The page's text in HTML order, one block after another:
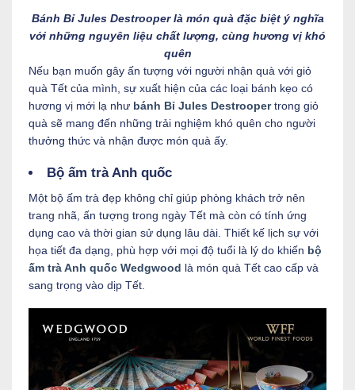
Bánh Bỉ Jules Destrooper là món quà đặc biệt ý nghĩa
với những nguyên liệu chất lượng, cùng hương vị khó
quên
Nếu bạn muốn gây ấn tượng với người nhận quà với giỏ
quà Tết của mình, sự xuất hiện của các loại bánh kẹo có
hương vị mới lạ như bánh Bỉ Jules Destroopertrong giỏ
quà sẽ mang đến những trải nghiệm khó quên cho người
thưởng thức và nhận được món quà ấy.
Bộ ấm trà Anh quốc
Một bộ ấm trà đẹp không chỉ giúp phòng khách trở nên
trang nhã, ấn tượng trong ngày Tết mà còn có tính ứng
dụng cao và thời gian sử dụng lâu dài. Thiết kế lịch sự với
họa tiết đa dạng, phù hợp với mọi độ tuổi là lý do khiến bộ
ấm trà Anh quốc Wedgwood là món quà Tết cao cấp và
sang trọng vào dịp Tết.